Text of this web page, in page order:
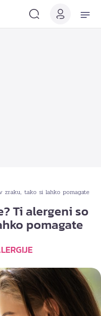
zraku, tako si lahko pomagate
Ti alergeni so
pomagate